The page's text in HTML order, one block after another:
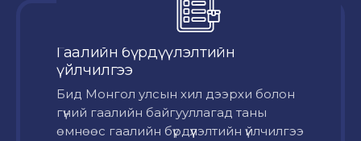
Гаалийн бүрдүүлэлтийн
үйлчилгээ
Бид Монгол улсын хил дээрхи болон
гүний гаалийн байгууллагад таны
өмнөөс гаалийн бүрдүүлэлтийн үйлчилгээ